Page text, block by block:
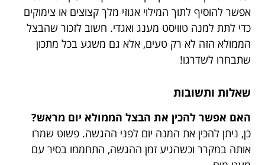
אפשר להוסיף לתוך המילוי אגוזי מלך קצוצים או צימוקים
כדי לתת למנה טוויסט מענג ואגדי. חשוב לזכור שהבצל
הממולא הזה לא רק טעים, אלא גם משגע בכל מתכון
שתבחרו לשדרגו!
שאלות ותשובות
האם אפשר להכין את הבצל הממולא יום מראש?
כן, ניתן להכין את המנה יום לפני ההגשה. פשוט שמרו
אותה במקרר וכשהגיע זמן ההגשה, התחממו בסיר עם